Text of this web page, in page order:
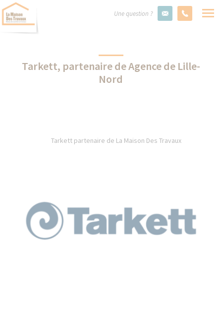
Une question ?
Tarkett, partenaire de Agence de Lille-
Nord
Tarkett partenaire de La Maison Des Travaux